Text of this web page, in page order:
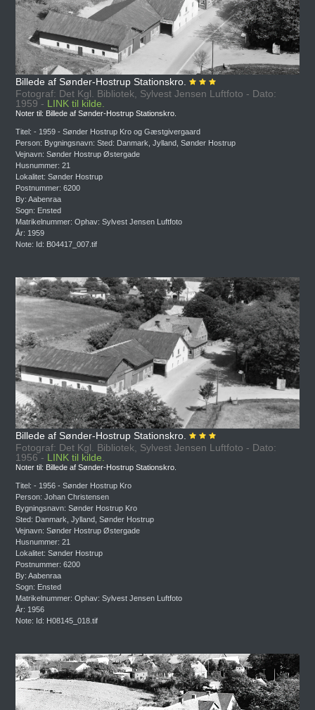
Billede af Sønder-Hostrup Stationskro.
Fotograf: Det Kgl. Bibliotek, Sylvest Jensen Luftfoto - Dato:
1959 - LINK til kilde.
Noter til: Billede af Sønder-Hostrup Stationskro.
Titel: - 1959 - Sønder Hostrup Kro og Gæstgivergaard
Person: Bygningsnavn: Sted: Danmark, Jylland, Sønder Hostrup
Vejnavn: Sønder Hostrup Østergade
Husnummer: 21
Lokalitet: Sønder Hostrup
Postnummer: 6200
By: Aabenraa
Sogn: Ensted
Matrikelnummer: Ophav: Sylvest Jensen Luftfoto
År: 1959
Note: Id: B04417_007.tif
Billede af Sønder-Hostrup Stationskro.
Fotograf: Det Kgl. Bibliotek, Sylvest Jensen Luftfoto - Dato:
1956 - LINK til kilde.
Noter til: Billede af Sønder-Hostrup Stationskro.
Titel: - 1956 - Sønder Hostrup Kro
Person: Johan Christensen
Bygningsnavn: Sønder Hostrup Kro
Sted: Danmark, Jylland, Sønder Hostrup
Vejnavn: Sønder Hostrup Østergade
Husnummer: 21
Lokalitet: Sønder Hostrup
Postnummer: 6200
By: Aabenraa
Sogn: Ensted
Matrikelnummer: Ophav: Sylvest Jensen Luftfoto
År: 1956
Note: Id: H08145_018.tif